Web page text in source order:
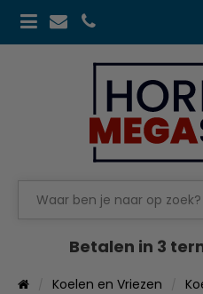
Betalen in 3
Koelen en Vriezen